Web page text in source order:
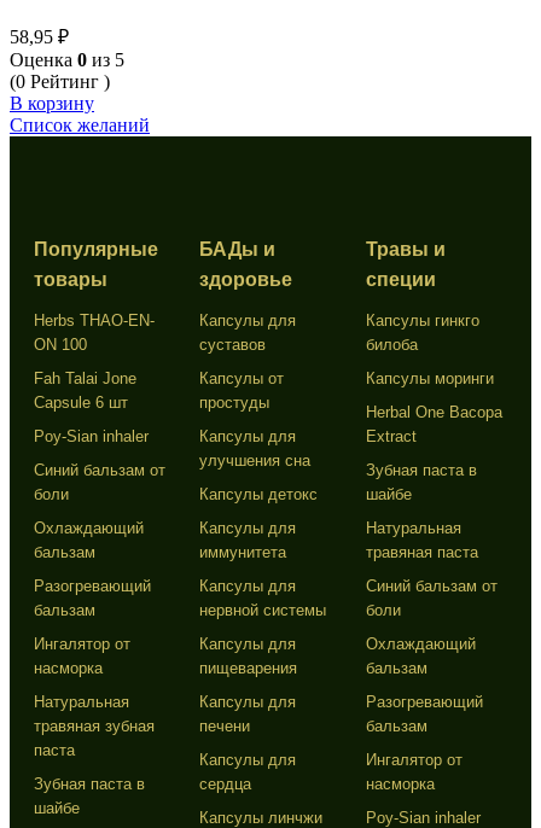
58,95 ₽
Оценка 0 из 5
(0 Рейтинг )
В корзину
Список желаний
Популярные
товары
Herbs THAO-EN-
ON 100
Fah Talai Jone
Capsule 6 шт
Poy-Sian inhaler
Синий бальзам от
боли
Охлаждающий
бальзам
Разогревающий
бальзам
Ингалятор от
насморка
Натуральная
травяная зубная
паста
Зубная паста в
шайбе
БАДы и
здоровье
Капсулы для
суставов
Капсулы от
простуды
Капсулы для
улучшения сна
Капсулы детокс
Капсулы для
иммунитета
Капсулы для
нервной системы
Капсулы для
пищеварения
Капсулы для
печени
Капсулы для
сердца
Капсулы линчжи
Травы и
специи
Капсулы гинкго
билоба
Капсулы моринги
Herbal One Bacopa
Extract
Зубная паста в
шайбе
Натуральная
травяная паста
Синий бальзам от
боли
Охлаждающий
бальзам
Разогревающий
бальзам
Ингалятор от
насморка
Poy-Sian inhaler